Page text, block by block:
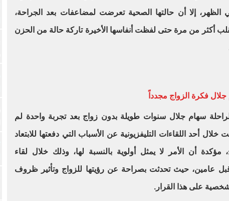
الظهر، إلا أن حالتها الصحية تعرضت لمضاعفات بعد الجراحة،
أكثر من مرة حتى لفظت أنفاسها الأخيرة تاركة حالة من الحزن
فكرة الزواج مجدداً
سهام جلال سنوات طويلة بدون زواج بعد تجربة واحدة لم
أحد اللقاءات التليفزيونية عن الأسباب التي دفعتها للابتعاد
مؤكدة أن الأمر لا يمثل أولوية بالنسبة لها، وذلك خلال لقاء
قبل عامين، حيث تحدثت بصراحة عن رؤيتها للزواج وتأثير ظروف
على هذا القرار.